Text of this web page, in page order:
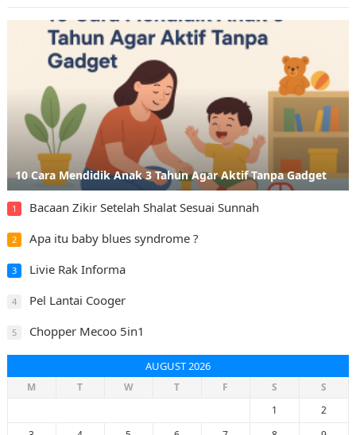
10 Cara Mendidik Anak 3 Tahun Agar Aktif Tanpa Gadget
1 Bacaan Zikir Setelah Shalat Sesuai Sunnah
2 Apa itu baby blues syndrome ?
3 Livie Rak Informa
4 Pel Lantai Cooger
5 Chopper Mecoo 5in1
AUGUST 2026
M T W T F S
S
1
2